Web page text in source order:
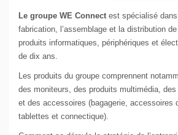
Le groupe WE Connect est spécialisé
fabrication, l’assemblage et la distribution
produits informatiques, périphériques et
de dix ans.
Les produits du groupe comprennent
des moniteurs, des produits multimédia,
et des accessoires (bagagerie, accessoires
tablettes et connectique).